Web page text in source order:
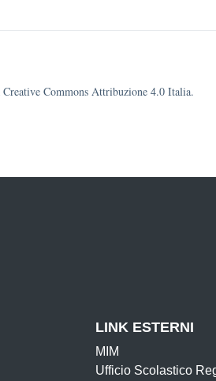
Commons Attribuzione 4.0 Italia.
LINK ESTERNI
MIM
Ufficio Scolastico